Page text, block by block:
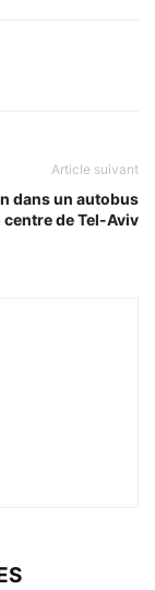
Article suivant
dans un autobus
centre de Tel-Aviv